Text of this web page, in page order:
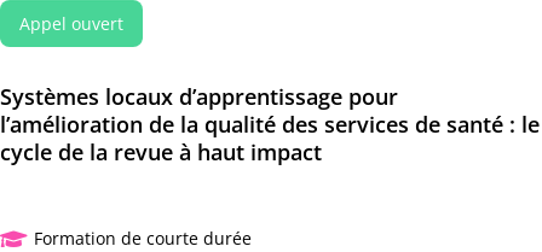
Appel ouvert
Systèmes locaux d’apprentissage pour
l’amélioration de la qualité des services de santé : le
cycle de la revue à haut impact
 Formation de courte durée